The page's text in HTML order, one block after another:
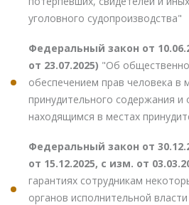
уголовного судопроизводства"
Федеральный закон от
от 23.07.2025) "Об
обеспечением прав человека в
принудительного содержания и
находящимся в местах
Федеральный закон от
от 15.12.2025, с изм. от
гарантиях сотрудникам
органов исполнительной